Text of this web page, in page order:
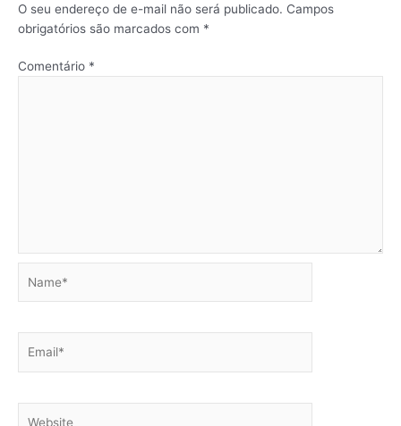
O seu endereço de e-mail não será publicado. Campos
obrigatórios são marcados com *
Comentário *